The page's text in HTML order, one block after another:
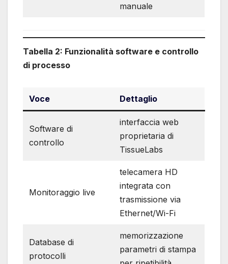
manuale
Tabella 2: Funzionalità software e controllo
di processo
Voce Dettaglio
Software di
controllo
interfaccia web
proprietaria di
TissueLabs
Monitoraggio live
telecamera HD
integrata con
trasmissione via
Ethernet/Wi-Fi
Database di
protocolli
memorizzazione
parametri di stampa